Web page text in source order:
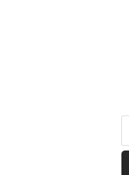
6